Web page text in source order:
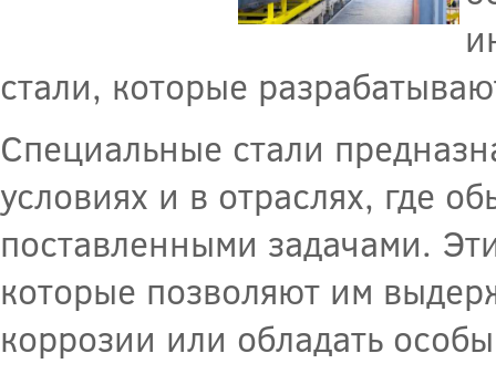
стали, которые
Специальные стали
условиях и в отраслях, где
поставленными задачами.
которые позволяют им
коррозии или обладать